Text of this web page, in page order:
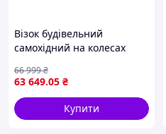
Візок будівельний
самохідний на колесах
63 649.05 ₴
66 999₴
Купити